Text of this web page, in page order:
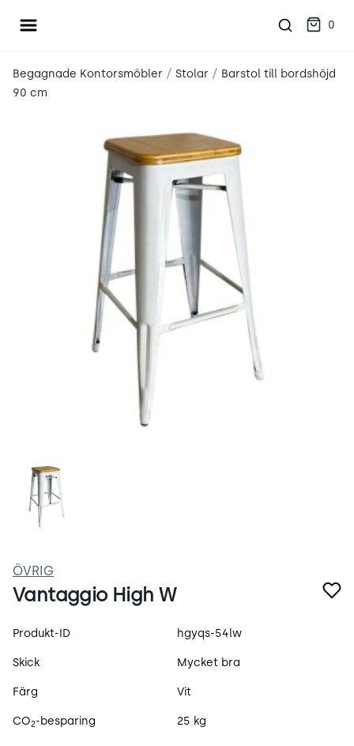
Öppna meny 0
Begagnade Kontorsmöbler / Stolar / Barstol till bordshöjd
90 cm
K8W2OPvPzJEO.jpeg
ÖVRIG
Vantaggio High W
Produktspecifikation
Produkt-ID hgyqs-54lw
Skick Mycket bra
Färg Vit
CO2-besparing 25 kg